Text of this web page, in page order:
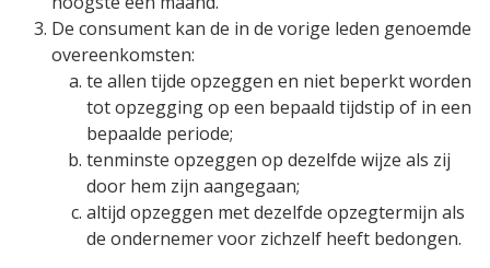
De consument kan de in de vorige leden genoemde
overeenkomsten:
te allen tijde opzeggen en niet beperkt worden
tot opzegging op een bepaald tijdstip of in een
bepaalde periode;
tenminste opzeggen op dezelfde wijze als zij
door hem zijn aangegaan;
altijd opzeggen met dezelfde opzegtermijn als
de ondernemer voor zichzelf heeft bedongen.